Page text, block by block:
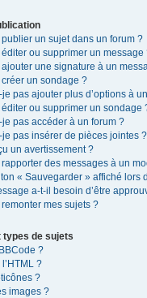
un sujet dans un forum ?
ou supprimer un message
une signature à un
un sondage ?
pas ajouter plus d’options à
ou supprimer un sondage
pas accéder à un forum ?
pas insérer de pièces jointes ?
un avertissement ?
des messages à un
« Sauvegarder » affiché lors
a-t-il besoin d’être
mes sujets ?
types de sujets
?
?
?
images ?